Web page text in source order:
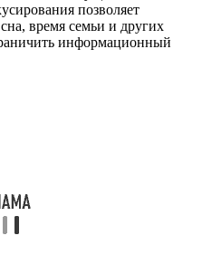
позволяет
время семьи и других
информационный